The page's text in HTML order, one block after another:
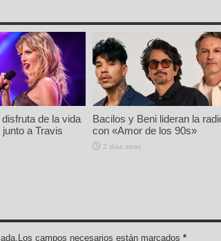
de la vida
a Travis
Bacilos y Beni lideran la
con «Amor de los 90s»
2 días atras
campos necesarios están marcados *